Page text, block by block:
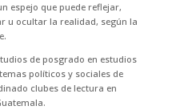
espejo que puede reflejar,
u ocultar la realidad, según la
de posgrado en estudios
políticos y sociales de
clubes de lectura en